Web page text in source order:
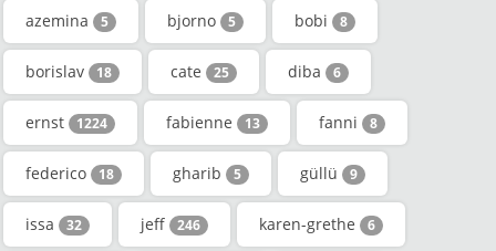
azemina 5 bjorno 5 bobi 8
borislav 18 cate 25 diba 6
ernst 1224 fabienne 13 fanni 8
federico 18 gharib 5 güllü 9
issa 32 jeff 246 karen-grethe 6